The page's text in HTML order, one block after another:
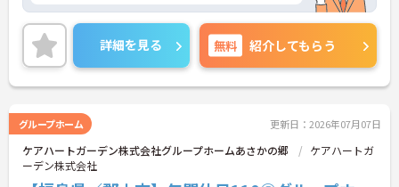
詳細を見る 無料 紹介してもらう
グループホーム 更新日：2026年07月07日
ケアハートガーデン株式会社グループホームあさかの郷
ケアハートガ
ーデン株式会社